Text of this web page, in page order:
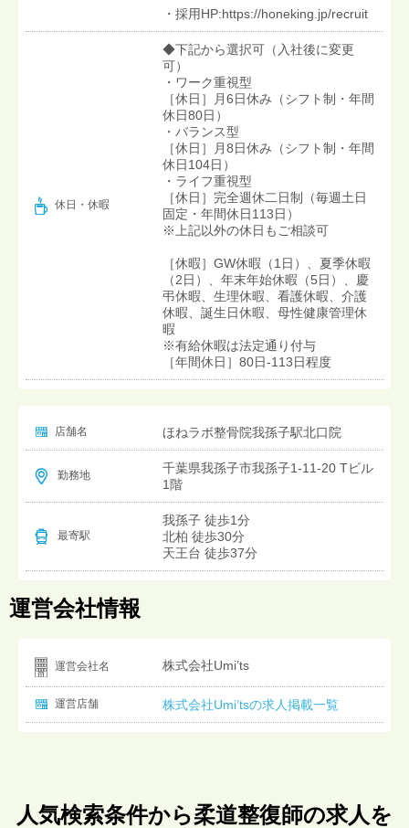
・採用HP:https://honeking.jp/recruit
休日・休暇
◆下記から選択可（入社後に変更
可）
・ワーク重視型
［休日］月6日休み（シフト制・年間
休日80日）
・バランス型
［休日］月8日休み（シフト制・年間
休日104日）
・ライフ重視型
［休日］完全週休二日制（毎週土日
固定・年間休日113日）
※上記以外の休日もご相談可
［休暇］GW休暇（1日）、夏季休暇
（2日）、年末年始休暇（5日）、慶
弔休暇、生理休暇、看護休暇、介護
休暇、誕生日休暇、母性健康管理休
暇
※有給休暇は法定通り付与
［年間休日］80日-113日程度
店舗名 ほねラボ整骨院我孫子駅北口院
勤務地
千葉県我孫子市我孫子1-11-20 Tビル
1階
最寄駅
我孫子 徒歩1分
北柏 徒歩30分
天王台 徒歩37分
運営会社情報
運営会社名 株式会社Umi’ts
運営店舗 株式会社Umi’tsの求人掲載一覧
人気検索条件から柔道整復師の求人を